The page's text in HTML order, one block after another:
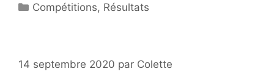
Catégories
Compétitions, Résultats
14 septembre 2020 par Colette